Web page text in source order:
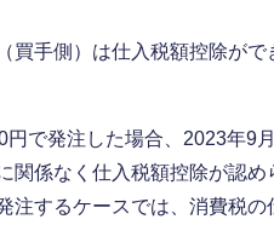
買手側）は仕入税額控除がで
で発注した場合、2023年9
関係なく仕入税額控除が認め
するケースでは、消費税の